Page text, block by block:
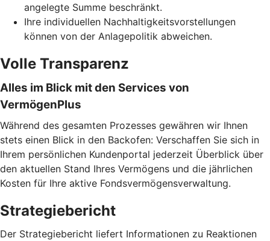
angelegte Summe beschränkt.
Ihre individuellen Nachhaltigkeitsvorstellungen
können von der Anlagepolitik abweichen.
Volle Transparenz
Alles im Blick mit den Services von
VermögenPlus
Während des gesamten Prozesses gewähren wir Ihnen
stets einen Blick in den Backofen: Verschaffen Sie sich in
Ihrem persönlichen Kundenportal jederzeit Überblick über
den aktuellen Stand Ihres Vermögens und die jährlichen
Kosten für Ihre aktive Fondsvermögensverwaltung.
Strategiebericht
Der Strategiebericht liefert Informationen zu Reaktionen